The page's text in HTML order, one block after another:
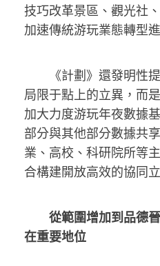
技巧改革景區、觀光社
加速傳統游玩業態轉型
《計劃》還發明性提
局限于點上的立異，而
加大力度游玩年夜數據
部分與其他部分數據共
業、高校、科研院所等
合構建開放高效的協同
從範圍增加到品德
在重要地位